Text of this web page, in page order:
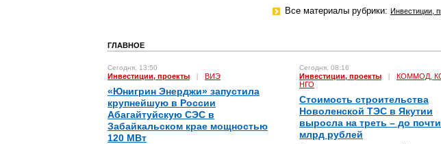
Все материалы рубрики: Инвестиции,
ГЛАВНОЕ
Сегодня, 13:50
Инвестиции, проекты | ВИЭ
«Юнигрин Энерджи» запустила
крупнейшую в России
Абагайтуйскую СЭС в
Забайкальском крае мощностью
120 МВт
Сегодня, 08:16
Инвестиции, проекты |
КОММОД,
НГО
Стоимость строительства
Новоленской ТЭС в Якутии
выросла на треть – до
млрд рублей